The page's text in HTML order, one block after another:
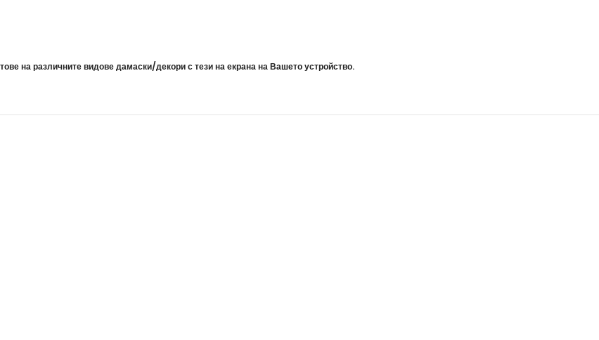
на различните видове дамаски/декори с тези на екрана на Вашето устройство.